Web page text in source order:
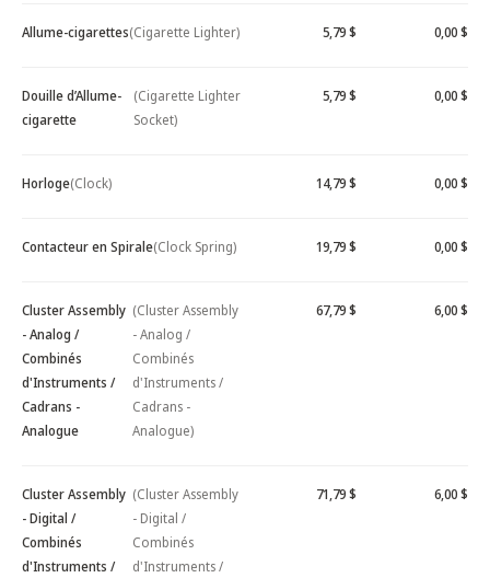
Allume-cigarettes(Cigarette Lighter) 5,79 $ 0,00 $
Douille d’Allume-
cigarette
(Cigarette Lighter
Socket)
5,79 $ 0,00 $
Horloge(Clock) 14,79 $ 0,00 $
Contacteur en Spirale(Clock Spring) 19,79 $ 0,00 $
Cluster Assembly
- Analog /
Combinés
d'Instruments /
Cadrans -
Analogue
(Cluster Assembly
- Analog /
Combinés
d'Instruments /
Cadrans -
Analogue)
67,79 $ 6,00 $
Cluster Assembly
- Digital /
Combinés
d'Instruments /
(Cluster Assembly
- Digital /
Combinés
d'Instruments /
71,79 $ 6,00 $